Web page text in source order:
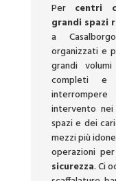
Per centri
grandi spazi
a
organizzati e
grandi
completi e
intervento nei
spazi e dei
mezzi più
operazioni
sicurezza. Ci